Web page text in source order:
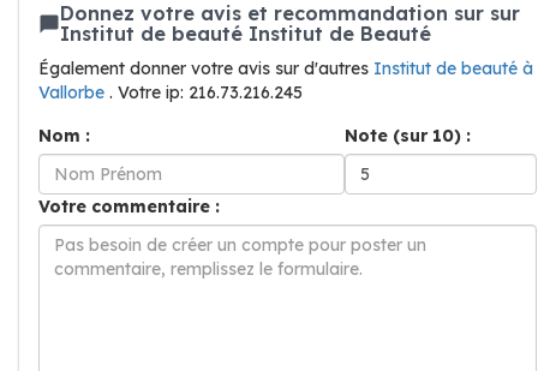
Donnez votre avis et recommandation sur sur
Institut de beauté Institut de Beauté
Également donner votre avis sur d'autres Institut de beauté à
Vallorbe . Votre ip: 216.73.216.245
Nom :
Note (sur 10) :
Votre commentaire :